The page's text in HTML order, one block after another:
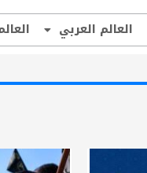
العالم العربي